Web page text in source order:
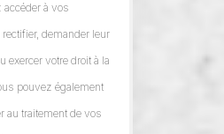
à vos
demander leur
exercer votre droit à la
pouvez également
au traitement de vos